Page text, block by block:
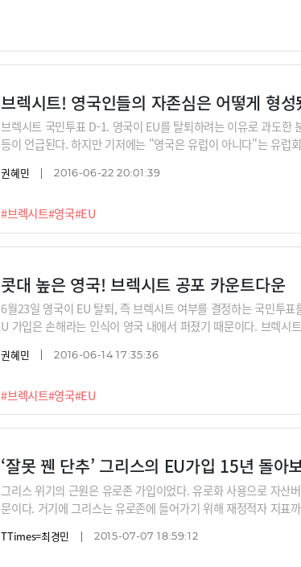
브렉시트! 영국인들의 자존심은 어떻게 형성
#브렉시트#영국#EU
브렉시트 국민투표 D-1. 영국이 EU를 탈퇴하려는 이유로 과도한
등이 언급된다. 하지만 기저에는 "영국은 유럽이 아니다"는 유럽
권혜민 2016-06-22 20:01:39
콧대 높은 영국! 브렉시트 공포 카운트다운
#브렉시트#영국#EU
6월23일 영국이 EU 탈퇴, 즉 브렉시트 여부를 결정하는 국민투
U 가입은 손해라는 인식이 영국 내에서 퍼졌기 때문이다. 브렉시
권혜민 2016-06-14 17:35:36
‘잘못 꿴 단추’ 그리스의 EU가입 15년 돌아
그리스 위기의 근원은 유로존 가입이었다. 유로화 사용으로 자산
문이다. 거기에 그리스는 유로존에 들어가기 위해 재정적자 지표
TTimes=최경민 2015-07-07 18:59:12